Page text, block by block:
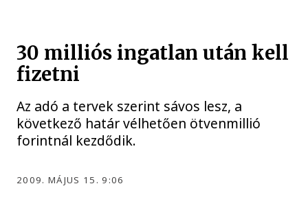
30 milliós ingatlan után kell
fizetni
Az adó a tervek szerint sávos lesz, a
következő határ vélhetően ötvenmillió
forintnál kezdődik.
2009. MÁJUS 15. 9:06